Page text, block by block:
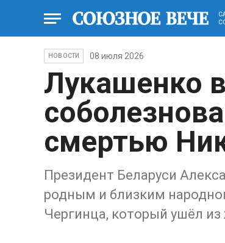
НОВОСТИ 08 июля 2026
Лукашенко
смертью
Президент Беларуси
родным и близким
Чергинца, который ушёл из